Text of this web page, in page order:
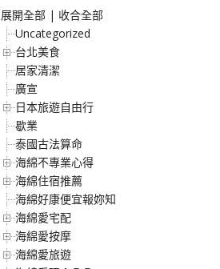
展開全部 | 收合全部
Uncategorized
台北美食
居家清潔
廣宣
日本旅遊自由行
歇業
泰國古法算命
海綿不專業心得
海綿住宿推薦
海綿好康便宜報妳知
海綿愛宅配
海綿愛按摩
海綿愛旅遊